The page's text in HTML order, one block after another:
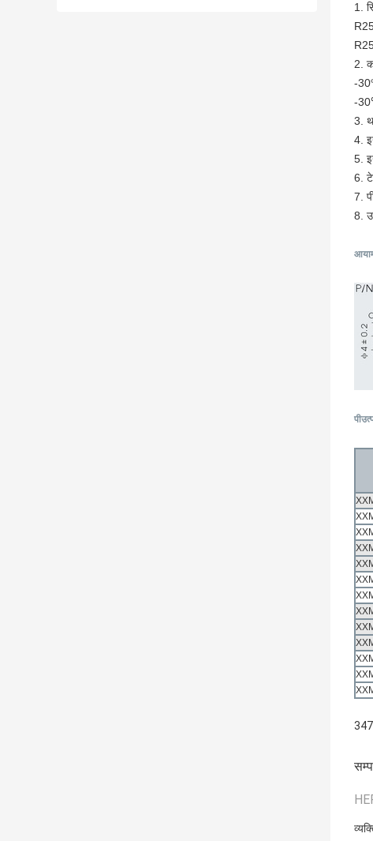
1.
2.
-
-
3.
4.
5.
6.
7.
8.
पी